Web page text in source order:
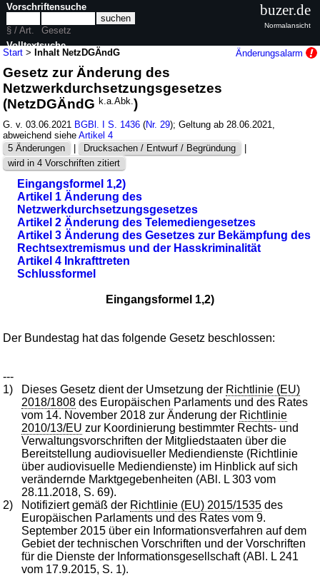
Start >Inhalt NetzDGÄndG Änderungsalarm
Gesetz zur Änderung des
Netzwerkdurchsetzungsgesetzes
(NetzDGÄndGk.a.Abk.)
G. v. 03.06.2021 BGBl. I S. 1436 (Nr. 29); Geltung ab 28.06.2021,
abweichend sieheArtikel 4
5 Änderungen
| Drucksachen / Entwurf / Begründung
|
wird in 4 Vorschriften zitiert
Eingangsformel 1,2)
Artikel 1 Änderung des
Netzwerkdurchsetzungsgesetzes
Artikel 2 Änderung des Telemediengesetzes
Artikel 3 Änderung des Gesetzes zur Bekämpfung des
Rechtsextremismus und der Hasskriminalität
Artikel 4 Inkrafttreten
Schlussformel
Eingangsformel 1,2)
Der Bundestag hat das folgende Gesetz beschlossen:
---
1)
Dieses Gesetz dient der Umsetzung der Richtlinie (EU)
2018/1808 des Europäischen Parlaments und des Rates
vom 14. November 2018 zur Änderung der Richtlinie
2010/13/EU zur Koordinierung bestimmter Rechts- und
Verwaltungsvorschriften der Mitgliedstaaten über die
Bereitstellung audiovisueller Mediendienste (Richtlinie
über audiovisuelle Mediendienste) im Hinblick auf sich
verändernde Marktgegebenheiten (ABl. L 303 vom
28.11.2018, S. 69).
2)
Notifiziert gemäß der Richtlinie (EU) 2015/1535 des
Europäischen Parlaments und des Rates vom 9.
September 2015 über ein Informationsverfahren auf dem
Gebiet der technischen Vorschriften und der Vorschriften
für die Dienste der Informationsgesellschaft (ABl. L 241
vom 17.9.2015, S. 1).
Vorschriftensuche
§ / Art.
Gesetz
Volltextsuche
nur in NetzDGÄndG
buzer.de
Normalansicht